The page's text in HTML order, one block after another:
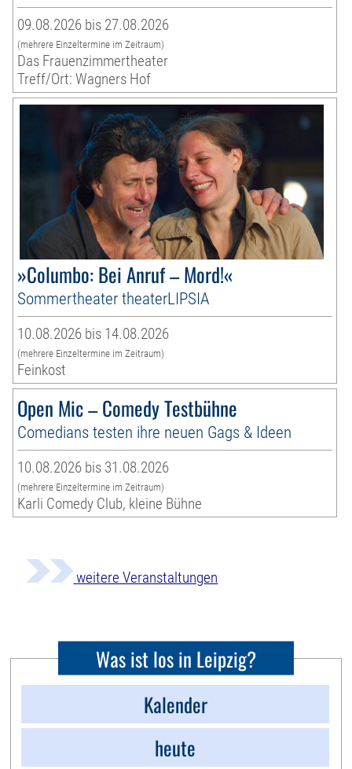
09.08.2026 bis 27.08.2026
(mehrere Einzeltermine im Zeitraum)
Das Frauenzimmertheater
Treff/Ort: Wagners Hof
»Columbo: Bei Anruf – Mord!«
Sommertheater theaterLIPSIA
10.08.2026 bis 14.08.2026
(mehrere Einzeltermine im Zeitraum)
Feinkost
Open Mic – Comedy Testbühne
Comedians testen ihre neuen Gags & Ideen
10.08.2026 bis 31.08.2026
(mehrere Einzeltermine im Zeitraum)
Karli Comedy Club, kleine Bühne
weitere Veranstaltungen
Was ist los in Leipzig?
Kalender
heute